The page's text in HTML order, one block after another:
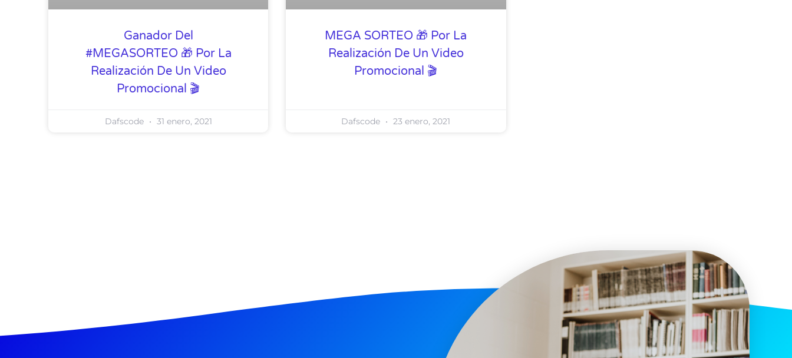
Ganador Del
#MEGASORTEO 🎁 Por La
Realización De Un Video
Promocional 🎬
Dafscode 31 enero, 2021
MEGA SORTEO 🎁 Por La
Realización De Un Video
Promocional 🎬
Dafscode 23 enero, 2021